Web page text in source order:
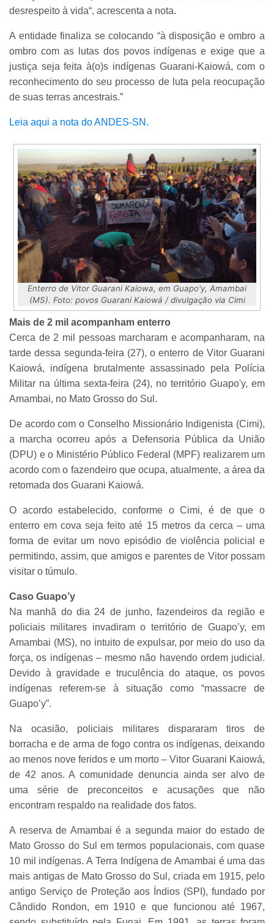
desrespeito à vida“, acrescenta a nota.
A entidade finaliza se colocando “à disposição e ombro a
ombro com as lutas dos povos indígenas e exige que a
justiça seja feita à(o)s indígenas Guarani-Kaiowá, com o
reconhecimento do seu processo de luta pela reocupação
de suas terras ancestrais.”
Leia aqui a nota do ANDES-SN.
Enterro de Vitor Guarani Kaiowa, em Guapo'y, Amambai
(MS). Foto: povos Guarani Kaiowá / divulgação via Cimi
Mais de 2 mil acompanham enterro
Cerca de 2 mil pessoas marcharam e acompanharam, na
tarde dessa segunda-feira (27), o enterro de Vitor Guarani
Kaiowá, indígena brutalmente assassinado pela Polícia
Militar na última sexta-feira (24), no território Guapo'y, em
Amambai, no Mato Grosso do Sul.
De acordo com o Conselho Missionário Indigenista (Cimi),
a marcha ocorreu após a Defensoria Pública da União
(DPU) e o Ministério Público Federal (MPF) realizarem um
acordo com o fazendeiro que ocupa, atualmente, a área da
retomada dos Guarani Kaiowá.
O acordo estabelecido, conforme o Cimi, é de que o
enterro em cova seja feito até 15 metros da cerca – uma
forma de evitar um novo episódio de violência policial e
permitindo, assim, que amigos e parentes de Vitor possam
visitar o túmulo.
Caso Guapo’y
Na manhã do dia 24 de junho, fazendeiros da região e
policiais militares invadiram o território de Guapo’y, em
Amambai (MS), no intuito de expulsar, por meio do uso da
força, os indígenas – mesmo não havendo ordem judicial.
Devido à gravidade e truculência do ataque, os povos
indígenas referem-se à situação como “massacre de
Guapo’y”.
Na ocasião, policiais militares dispararam tiros de
borracha e de arma de fogo contra os indígenas, deixando
ao menos nove feridos e um morto – Vitor Guarani Kaiowá,
de 42 anos. A comunidade denuncia ainda ser alvo de
uma série de preconceitos e acusações que não
encontram respaldo na realidade dos fatos.
A reserva de Amambai é a segunda maior do estado de
Mato Grosso do Sul em termos populacionais, com quase
10 mil indígenas. A Terra Indígena de Amambai é uma das
mais antigas de Mato Grosso do Sul, criada em 1915, pelo
antigo Serviço de Proteção aos Índios (SPI), fundado por
Cândido Rondon, em 1910 e que funcionou até 1967,